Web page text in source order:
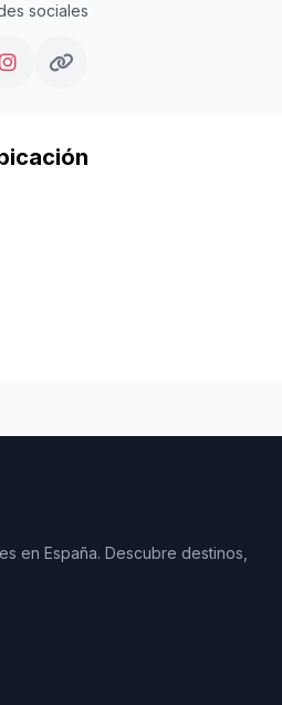
sociales
en España. Descubre destinos,